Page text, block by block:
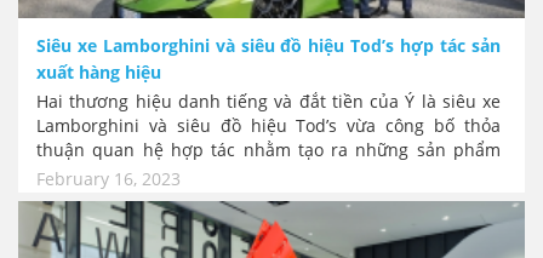
Siêu xe Lamborghini và siêu đồ hiệu Tod’s hợp tác sản
xuất hàng hiệu
Hai thương hiệu danh tiếng và đắt tiền của Ý là siêu xe
Lamborghini và siêu đồ hiệu Tod’s vừa công bố thỏa
thuận quan hệ hợp tác nhằm tạo ra những sản phẩm
"hàng hiệu" của họ với chất lượng đỉnh cao mang đầy đủ
mọi giá trị xa xỉ nhất trong thiết kế xe hơi, thời trang da,
giày, trang phục và phụ kiện.
February 16, 2023